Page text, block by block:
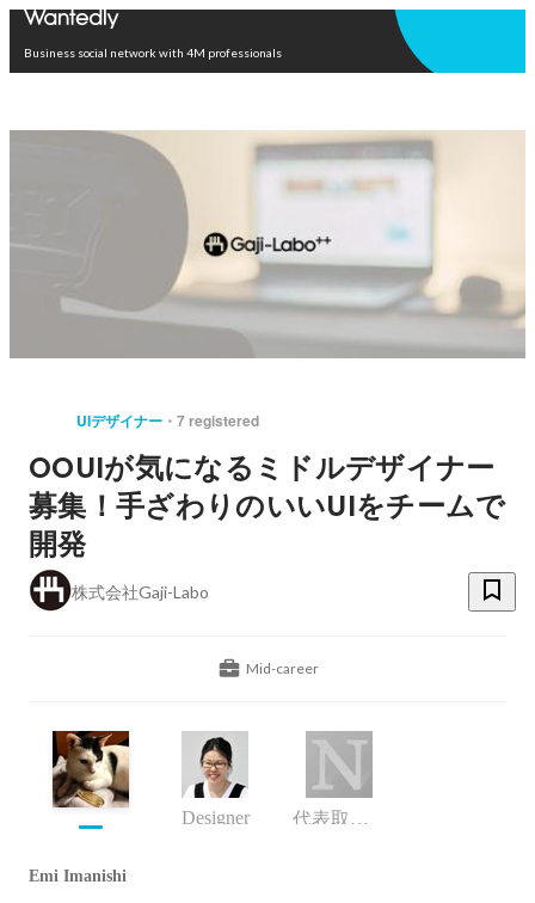
Business social network with 4M professionals
UIデザイナー 7 registered
OOUIが気になるミドルデザイナー
募集！手ざわりのいいUIをチームで
開発
株式会社Gaji-Labo
Mid-career
Designer 代表取締役、フロントエンドエンジニア
Emi Imanishi